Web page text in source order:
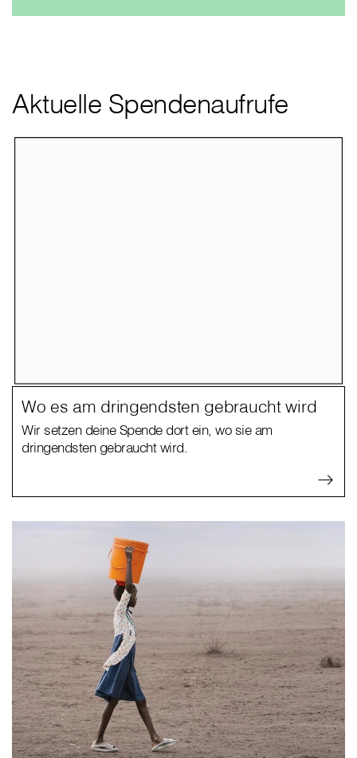
Aktuelle Spendenaufrufe
Wo es am dringendsten gebraucht wird
Wir setzen deine Spende dort ein, wo sie am
dringendsten gebraucht wird.